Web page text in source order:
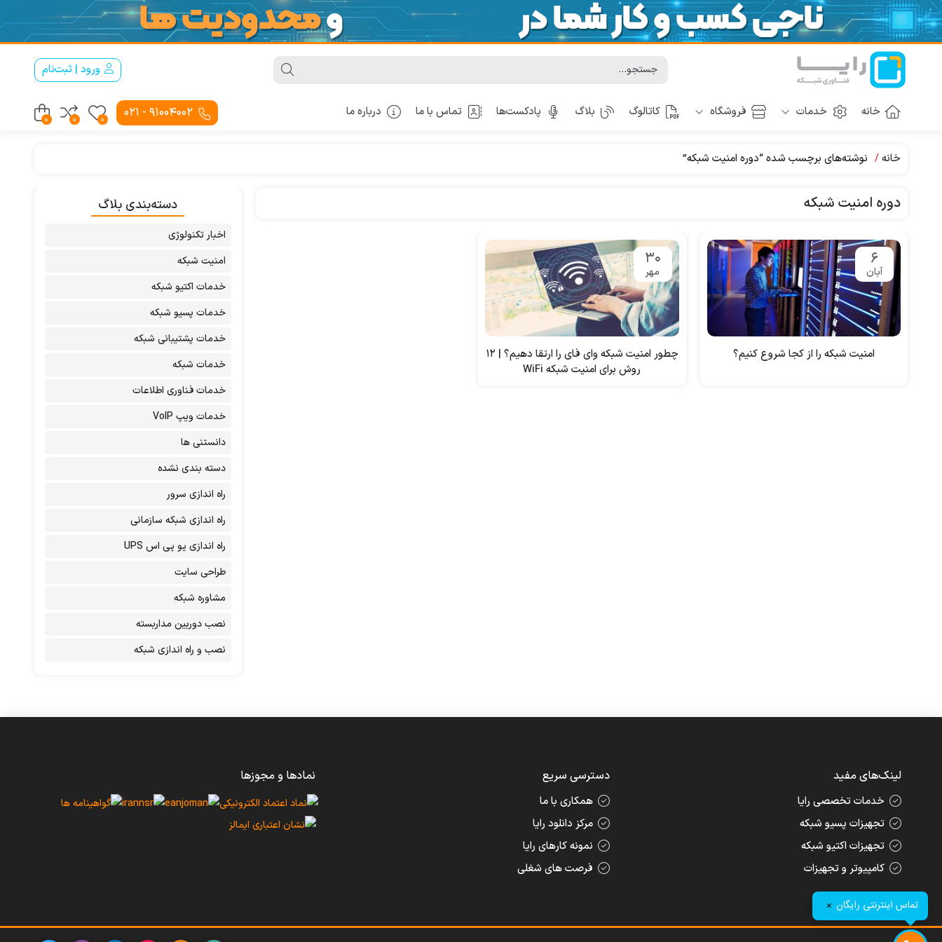
ورود | ثبت‌نام
خانه خدمات فروشگاه کاتالوگ بلاگ پادکست‌ها تماس با ما درباره ما 91004002 - 021
0
0
0
خانه نوشته‌های برچسب شده “دوره امنیت شبکه”
دوره امنیت شبکه
6
آبان
امنیت شبکه را از کجا شروع کنیم؟
30
مهر
چطور امنیت شبکه وای فای را ارتقا دهیم؟ | 12
روش برای امنیت شبکه WiFi
دسته‌بندی بلاگ
اخبار تکنولوژی
امنیت شبکه
خدمات اکتیو شبکه
خدمات پسیو شبکه
خدمات پشتیبانی شبکه
خدمات شبکه
خدمات فناوری اطلاعات
خدمات ویپ VoIP
دانستنی ها
دسته بندی نشده
راه اندازی سرور
راه اندازی شبکه سازمانی
راه اندازی یو پی اس UPS
طراحی سایت
مشاوره شبکه
نصب دوربین مداربسته
نصب و راه اندازی شبکه
لینک‌های مفید
خدمات تخصصی رایا
تجهیزات پسیو شبکه
تجهیزات اکتیو شبکه
کامپیوتر و تجهیزات
دسترسی سریع
همکاری با ما
مرکز دانلود رایا
نمونه کارهای رایا
فرصت های شغلی
نمادها و مجوزها
تماس اینترنتی رایگان ×